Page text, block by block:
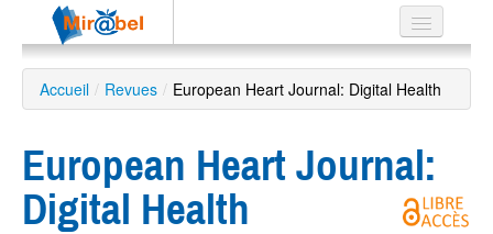
Le réseau
Soutien
Accueil / Revues / European Heart Journal: Digital Health
European Heart Journal:
Digital Health